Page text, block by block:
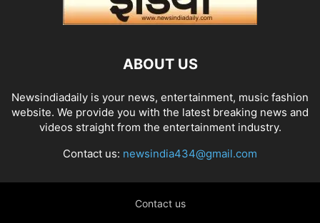
ABOUT US
Newsindiadaily is your news, entertainment, music fashion
website. We provide you with the latest breaking news and
videos straight from the entertainment industry.
Contact us: newsindia434@gmail.com
Contact us